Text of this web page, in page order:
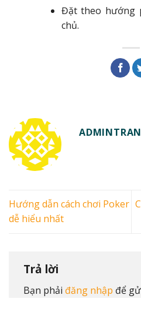
Đặt theo hướng
chủ.
Hướng dẫn cách chơi Poker
dễ hiểu nhất
Trả lời
Bạn phải đăng nhập để